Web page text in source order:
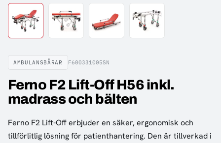
AMBULANSBÅRAR F600331005SN
Ferno F2 Lift-Off H56 inkl.
madrass och bälten
Ferno F2 Lift-Off erbjuder en säker, ergonomisk och
tillförlitlig lösning för patienthantering. Den är tillverkad i